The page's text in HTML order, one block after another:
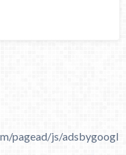
pagead/js/adsbygoogl